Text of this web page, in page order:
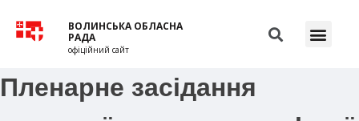
ВОЛИНСЬКА ОБЛАСНА
РАДА
офіційний сайт
Пленарне засідання